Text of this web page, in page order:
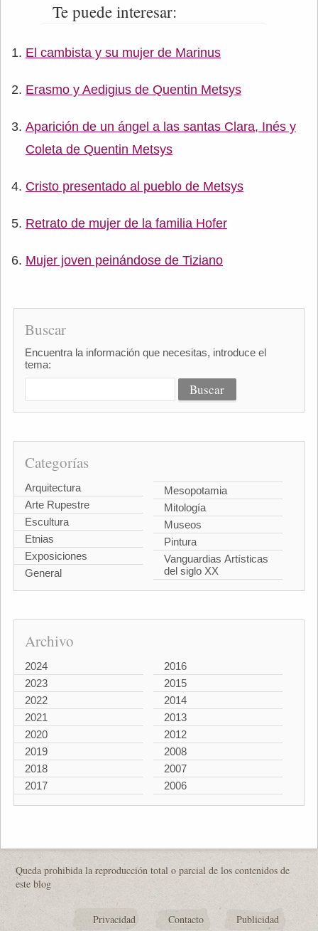
Te puede interesar:
El cambista y su mujer de Marinus
Erasmo y Aedigius de Quentin Metsys
Aparición de un ángel a las santas Clara, Inés y
Coleta de Quentin Metsys
Cristo presentado al pueblo de Metsys
Retrato de mujer de la familia Hofer
Mujer joven peinándose de Tiziano
Buscar
Encuentra la información que necesitas, introduce el
tema:
Categorías
Arquitectura
Arte Rupestre
Escultura
Etnias
Exposiciones
General
Mesopotamia
Mitología
Museos
Pintura
Vanguardias Artísticas
del siglo XX
Archivo
2024
2023
2022
2021
2020
2019
2018
2017
2016
2015
2014
2013
2012
2008
2007
2006
Queda prohibida la reproducción total o parcial de los contenidos de
este blog
Privacidad Contacto Publicidad